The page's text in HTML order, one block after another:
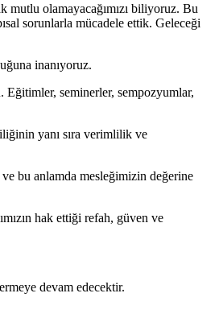
olamayacağımızı biliyoruz. Bu
sorunlarla mücadele ettik. Geleceği
inanıyoruz.
Eğitimler, seminerler, sempozyumlar,
yanı sıra verimlilik ve
bu anlamda mesleğimizin değerine
hak ettiği refah, güven ve
devam edecektir.